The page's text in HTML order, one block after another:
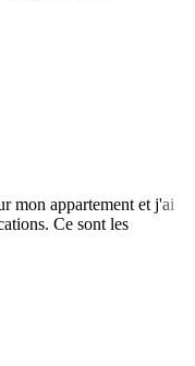
mon appartement et j'ai
Ce sont les